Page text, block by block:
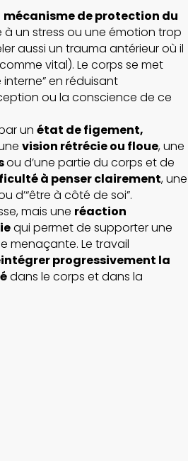
mécanisme de protection du
à un stress ou une émotion trop
aussi un trauma antérieur où il
vital). Le corps se met
en réduisant
ou la conscience de ce
un état de figement,
vision rétrécie ou floue, une
ou d’une partie du corps et de
à penser clairement, une
d’“être à côté de soi”.
mais une réaction
qui permet de supporter une
menaçante. Le travail
progressivement la
dans le corps et dans la